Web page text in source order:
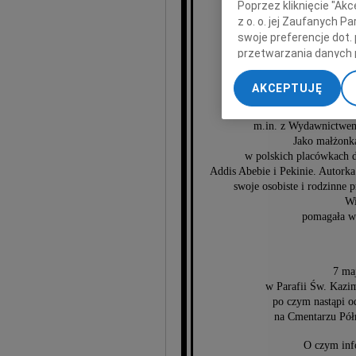
m.in. z
Jako
w polskich placówkach
Addis Abebie i Pekinie.
swoje osobiste i rodzinne
pomagała
7
w Parafii Św.
po czym nastąpi
na Cmentarzu
O czym
Poprzez kliknięcie
z o. o. jej Zaufanych
swoje preferencje dot.
przetwarzania danych
„Ustawienia
My, nasi Zaufani
dokładnych danych
Przechowywanie
treści, badnie
AKCEPTUJĘ